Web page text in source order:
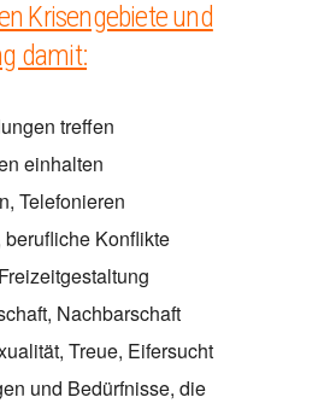
Krisengebiete und
damit:
treffen
einhalten
Telefonieren
berufliche Konflikte
Nachbarschaft
Treue, Eifersucht
und Bedürfnisse, die